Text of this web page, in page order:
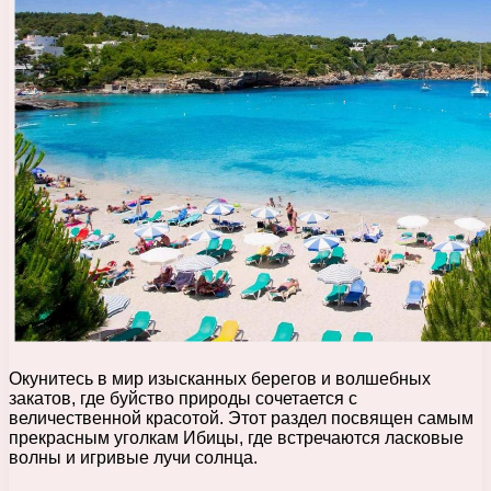
Окунитесь в мир изысканных берегов и волшебных
закатов, где буйство природы сочетается с
величественной красотой. Этот раздел посвящен самым
прекрасным уголкам Ибицы, где встречаются ласковые
волны и игривые лучи солнца.